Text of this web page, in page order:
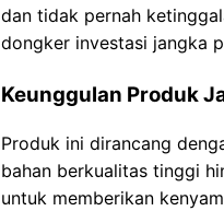
dan tidak pernah
dongker investasi jangka
Keunggulan Produk
Produk ini dirancang
bahan berkualitas tinggi
untuk memberikan